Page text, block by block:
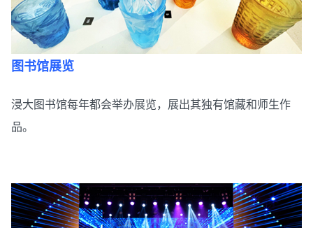
图书馆展览
浸大图书馆每年都会举办展览，展出其独有馆藏和师生作
品。